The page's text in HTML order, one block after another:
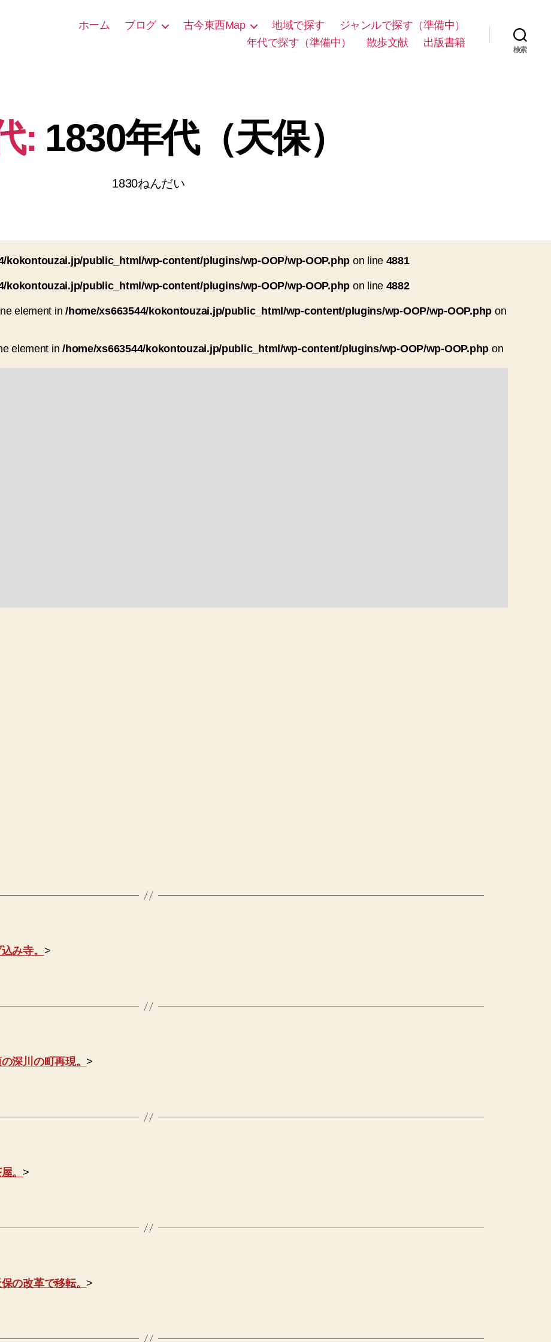
ホーム ブログ 古今東西Map 地域で探す
ジャンルで探す（準備中）
年代で探す（準備中）
散歩文献 出版書籍
検索
: 1830年代（天保）
1830ねんだい
kokontouzai.jp/public_html/wp-content/plugins/wp-OOP/wp-OOP.php on line 4881
kokontouzai.jp/public_html/wp-content/plugins/wp-OOP/wp-OOP.php on line 4882
element in/home/xs663544/kokontouzai.jp/public_html/wp-content/plugins/wp-OOP/wp-OOP.php on
element in/home/xs663544/kokontouzai.jp/public_html/wp-content/plugins/wp-OOP/wp-OOP.php on
み寺。 >
深川の町再現。>
。>
の改革で移転。>